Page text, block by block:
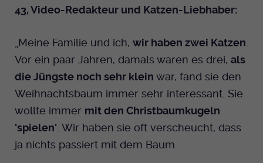
43, Video-Redakteur und Katzen-Liebhaber:
„Meine Familie und ich, wir haben zwei Katzen
Vor ein paar Jahren, damals waren es drei, als
die Jüngste noch sehr klein war, fand sie den
Weihnachtsbaum immer sehr interessant. Sie
wollte immer mit den Christbaumkugeln
'spielen' . Wir haben sie oft verscheucht, dass
ja nichts passiert mit dem Baum.
Name cookie_optin-[n]
Anbieter EKHN
Bei Ausahl nur essentieller Cookies wird
gelöscht. Ansonsten 1 Monat.